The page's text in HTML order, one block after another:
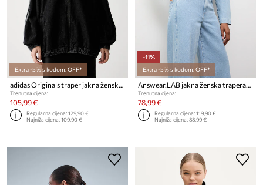
Extra -5% s kodom: OFF*
adidas Originals traper jakna ženska Firebird
Trenutna cijena:
105,99 €
Regularna cijena:129,90 €
Najniža cijena:109,90 €
-11%
Extra -5% s kodom: OFF*
Answear.LAB jakna ženska traperasta
Trenutna cijena:
78,99 €
Regularna cijena:119,90 €
Najniža cijena:88,99 €